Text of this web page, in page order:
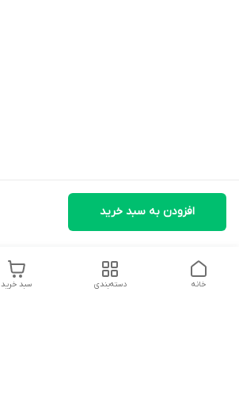
افزودن به سبد خرید
سبد خرید دسته‌بندی خانه